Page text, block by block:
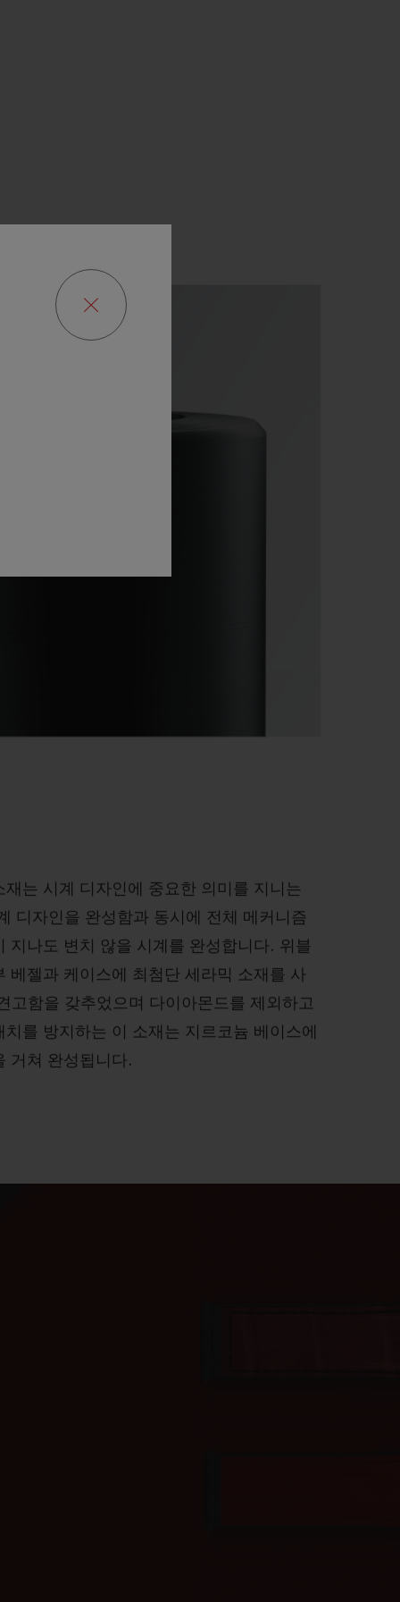
는 시계 디자인에 중요한 의미를 지니는
디자인을 완성함과 동시에 전체 메커니즘
지나도 변치 않을 시계를 완성합니다. 위블
베젤과 케이스에 최첨단 세라믹 소재를 사
고함을 갖추었으며 다이아몬드를 제외하고
를 방지하는 이 소재는 지르코늄 베이스에
거쳐 완성됩니다.